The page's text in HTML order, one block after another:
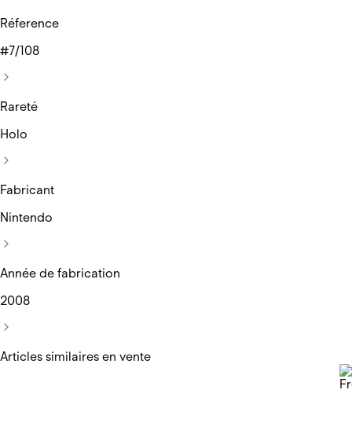
Réference
#7/108
Rareté
Holo
Fabricant
Nintendo
Année de fabrication
2008
Articles similaires en vente